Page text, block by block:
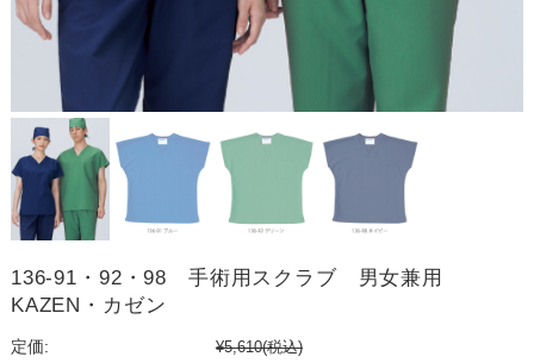
136-91・92・98 手術用スクラブ 男女兼用
KAZEN・カゼン
定価: ¥5,610(税込)